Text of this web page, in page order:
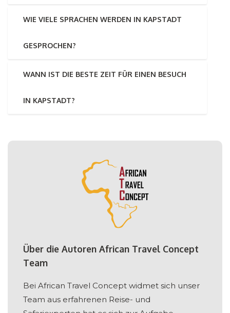
WIE VIELE SPRACHEN WERDEN IN KAPSTADT
GESPROCHEN?
WANN IST DIE BESTE ZEIT FÜR EINEN BESUCH
IN KAPSTADT?
Über die Autoren African Travel Concept
Team
Bei African Travel Concept widmet sich unser
Team aus erfahrenen Reise- und